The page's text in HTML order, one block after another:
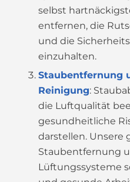
selbst
entfernen, die
und die
einzuhalten.
Staubentfernung
Reinigung:
die Luftqualität
gesundheitliche
darstellen. Unsere
Staubentfernung
Lüftungssysteme